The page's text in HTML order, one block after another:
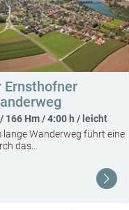
Ernsthofner
166 Hm / 4:00 h / leicht
lange Wanderweg führt eine
das…